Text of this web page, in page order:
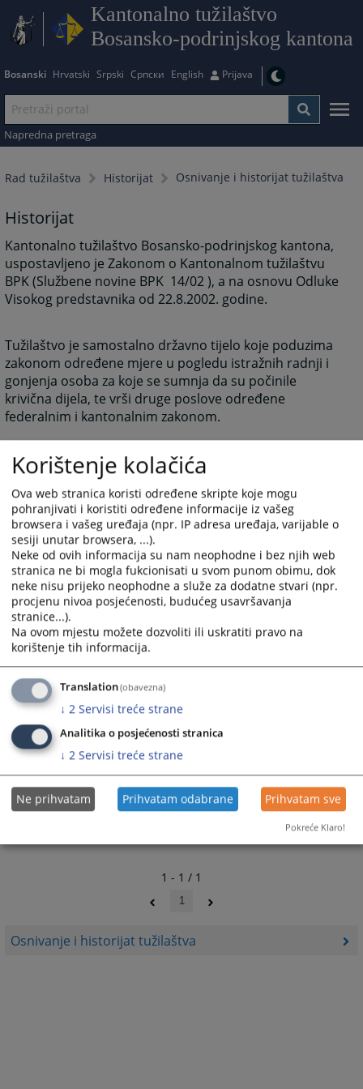
Kantonalno tužilaštvo
Bosansko-podrinjskog kantona
Bosanski Hrvatski Srpski Српски English Prijava
Napredna pretraga
Rad tužilaštva Historijat Osnivanje i historijat tužilaštva
Osnivanje i historijat tužilaštva
Historijat
Kantonalno tužilaštvo Bosansko-podrinjskog kantona,
uspostavljeno je Zakonom o Kantonalnom tužilaštvu
BPK (Službene novine BPK 14/02 ), a na osnovu Odluke
Visokog predstavnika od 22.8.2002. godine.
Tužilaštvo je samostalno državno tijelo koje poduzima
zakonom određene mjere u pogledu istražnih radnji i
gonjenja osoba za koje se sumnja da su počinile
krivična dijela, te vrši druge poslove određene
federalnim i kantonalnim zakonom.
Svoju funkciju Tužilaštvo vrši u skladu sa Ustavom
Bosne i Hercegovine , Ustavom Federacije BiH i
Ustavom Kantona, te na osnovu zakona BiH, Federacije
BiH i Kantona.
Tužilaštvom rukovodi glavni kantonalni tužilac, kojeg
bira i imenuje Visoko sudsko i tužilačko vijeće BiH.
Tužilaštvo BPK uspostavljeno je sa jurisdikcijom za
cijelu teritoriju BPK, grada Goražde te općina Pale-
Prača i Foča-Ustikolina.
Sjedište Tužilaštva BPK uspostavljeno je u Goraždu.
168PREGLEDA
1 - 1 / 1
1
Korištenje kolačića
Ova web stranica koristi određene skripte koje mogu
pohranjivati i koristiti određene informacije iz vašeg
browsera i vašeg uređaja (npr. IP adresa uređaja, varijable o
sesiji unutar browsera, ...).
Neke od ovih informacija su nam neophodne i bez njih web
stranica ne bi mogla fukcionisati u svom punom obimu, dok
neke nisu prijeko neophodne a služe za dodatne stvari (npr.
procjenu nivoa posjećenosti, budućeg usavršavanja
stranice...).
Na ovom mjestu možete dozvoliti ili uskratiti pravo na
korištenje tih informacija.
Translation(obavezna)
↓ 2 Servisi treće strane
Analitika o posjećenosti stranica
↓ 2 Servisi treće strane
Ne prihvatam Prihvatam odabrane Prihvatam sve
Pokreće Klaro!